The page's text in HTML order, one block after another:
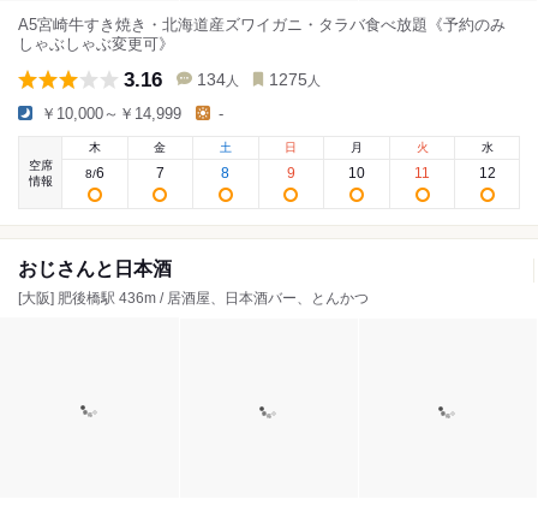
A5宮崎牛すき焼き・北海道産ズワイガニ・タラバ食べ放題《予約のみ
しゃぶしゃぶ変更可》
3.16 134 人 1275 人
￥10,000～￥14,999 -
空席
情報
木
8/6
金
7
土
8
日
9
月
10
火
11
水
12
おじさんと日本酒
[大阪] 肥後橋駅 436m / 居酒屋、日本酒バー、とんかつ